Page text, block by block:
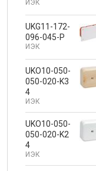
ИЭК
UKG11-172-
096-045-P
ИЭК
UKO10-050-
050-020-K3
4
ИЭК
UKO10-050-
050-020-K2
4
ИЭК